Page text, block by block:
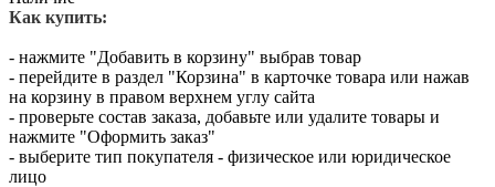
Как купить:
- нажмите "Добавить в корзину" выбрав товар
- перейдите в раздел "Корзина" в карточке товара или нажав
на корзину в правом верхнем углу сайта
- проверьте состав заказа, добавьте или удалите товары и
нажмите "Оформить заказ"
- выберите тип покупателя - физическое или юридическое
лицо